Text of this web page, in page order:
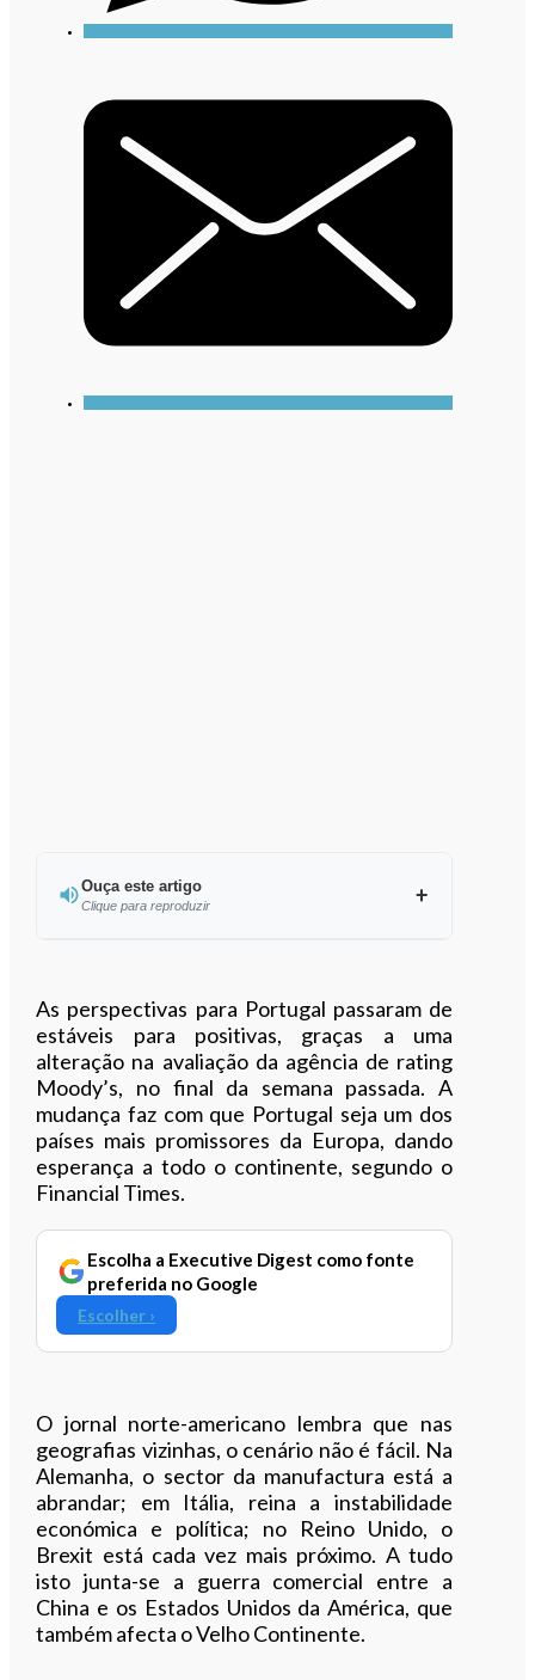
Ouça este artigo
Clique para reproduzir
As perspectivas para Portugal passaram de
estáveis para positivas, graças a uma
alteração na avaliação da agência de rating
Moody’s, no final da semana passada. A
mudança faz com que Portugal seja um dos
países mais promissores da Europa, dando
esperança a todo o continente, segundo o
Financial Times.
Escolha a Executive Digest como fonte
preferida no Google
Escolher ›
O jornal norte-americano lembra que nas
geografias vizinhas, o cenário não é fácil. Na
Alemanha, o sector da manufactura está a
abrandar; em Itália, reina a instabilidade
económica e política; no Reino Unido, o
Brexit está cada vez mais próximo. A tudo
isto junta-se a guerra comercial entre a
China e os Estados Unidos da América, que
também afecta o Velho Continente.